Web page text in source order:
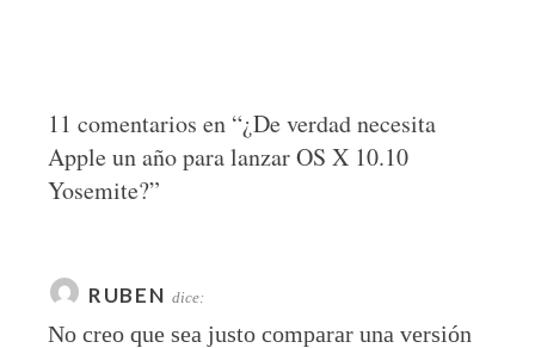
11 comentarios en “¿De verdad necesita
Apple un año para lanzar OS X 10.10
Yosemite?”
RUBEN dice:
No creo que sea justo comparar una versión